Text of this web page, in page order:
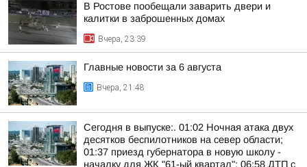
В Ростове пообещали заварить двери и
калитки в заброшенных домах
Вчера, 23:39
Главные новости за 6 августа
Вчера, 21:48
Сегодня в выпуске:. 01:02 Ночная атака двух
десятков беспилотников на север области;
01:37 приезд губернатора в новую школу -
началку для ЖК "61-ый квартал"; 06:58 ДТП с